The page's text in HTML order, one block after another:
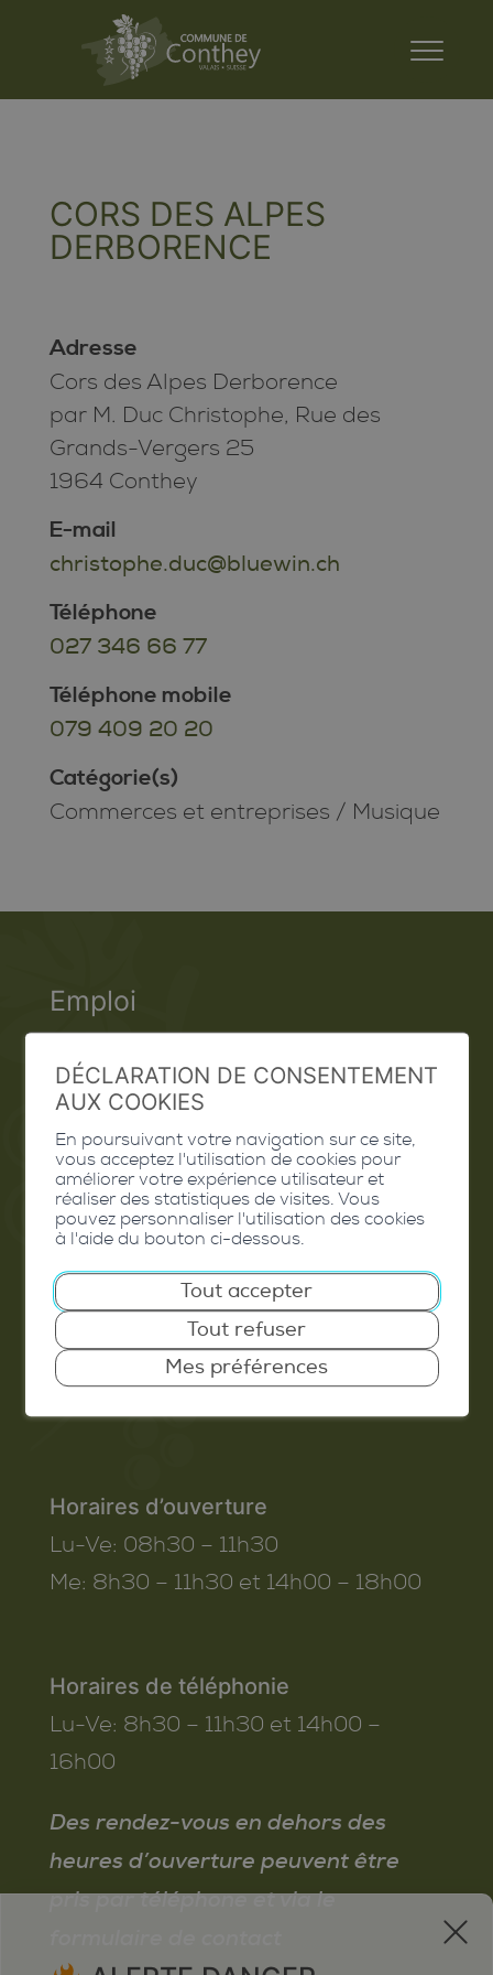
CORS DES ALPES
DERBORENCE
Adresse
Cors des Alpes Derborence
par M. Duc Christophe, Rue des
Grands-Vergers 25
1964 Conthey
E-mail
christophe.duc@bluewin.ch
Téléphone
027 346 66 77
Téléphone mobile
079 409 20 20
Catégorie(s)
Commerces et entreprises / Musique
Emploi
Extranet
Valais Excellence
Commune de Conthey
Route de Savoie 54
1975
St-Séverin
T. 027 345 45 45
Horaires d’ouverture
Lu-Ve: 08h30 – 11h30
Me: 8h30 – 11h30 et 14h00 – 18h00
Horaires de téléphonie
Lu-Ve: 8h30 – 11h30 et 14h00 –
16h00
Des rendez-vous en dehors des
heures d’ouverture peuvent être
pris par téléphone et via le
x
DÉCLARATION DE CONSENTEMENT
AUX COOKIES
En poursuivant votre navigation sur ce site,
vous acceptez l'utilisation de cookies pour
améliorer votre expérience utilisateur et
réaliser des statistiques de visites. Vous
pouvez personnaliser l'utilisation des cookies
à l'aide du bouton ci-dessous.
Tout accepter
Tout refuser
Mes préférences